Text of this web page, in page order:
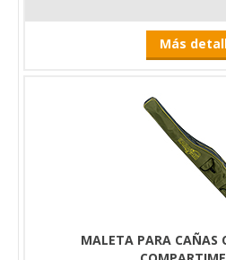
Más
MALETA PARA CAÑAS